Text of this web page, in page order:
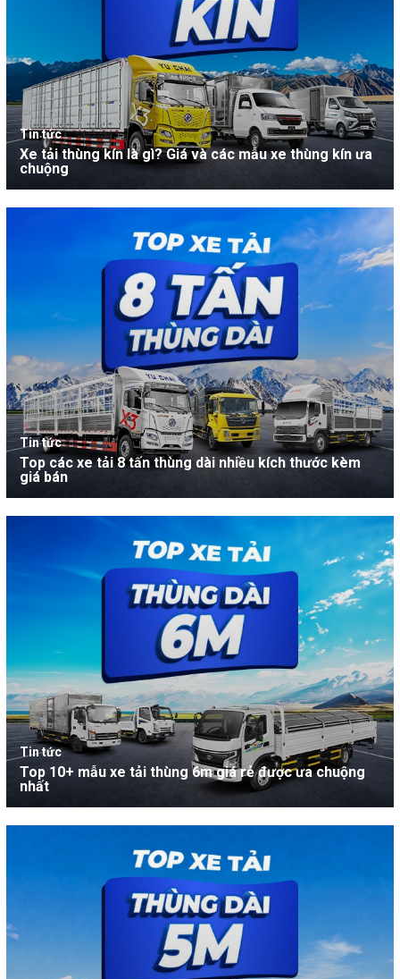
Tin tức
Xe tải thùng kín là gì? Giá và các mẫu xe thùng kín ưa
chuộng
Tin tức
Top các xe tải 8 tấn thùng dài nhiều kích thước kèm
giá bán
Tin tức
Top 10+ mẫu xe tải thùng 6m giá rẻ được ưa chuộng
nhất